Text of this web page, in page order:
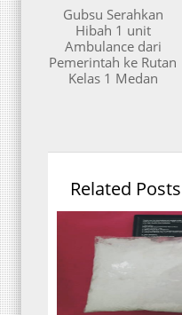
Gubsu Serahkan
Hibah 1 unit
Ambulance dari
Pemerintah ke Rutan
Kelas 1 Medan
Related Posts